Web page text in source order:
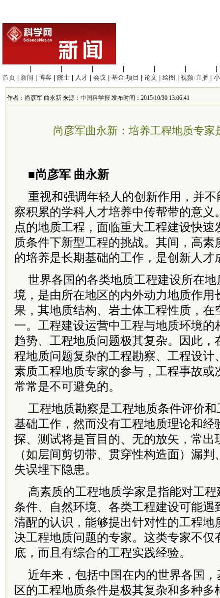
首页
新闻 博客 院士 人才 会议 基金·项目 论文 绘图 视频·直播
作者：尚彦军 曲永新 来源： 中国科学报 发布时间：2015/10/30 13:06:41
尚彦军曲永新：培养工程地质专家
■尚彦军 曲永新
重视和强调年轻人的创新作用，并
察积累的学科人才培养中传帮带的意义
点的地质工程，面临重大工程建设快速
质条件下新型工程的挑战。其间，高素
的培养是长期基础的工作，是创新人才
世界各国的各类地质工程建设所在
境，是由所在地区的内外动力地质作用
果，其地质结构、岩土体工程性质，在
一。工程建设运营中工程与地质环境的
趋势、工程地质问题极其复杂。因此，
程地质问题复杂的工程勘察、工程设计
素质工程地质专家的参与，工程事故或
常常是不可避免的。
工程地质勘察是工程地质条件评价
基础工作，然而没有工程地质理论和经
探、测试将是盲目的、无的放矢，常出
（如层间剪切带、贯穿性构造面）漏
失误埋下隐患。
高素质的工程地质学家是指能对工
条件、自然环境、各类工程建设可能遇
清醒的认识，能够提出针对性的工程地
决工程地质问题的专家。这类专家不仅
底，而且有综合的工程实践经验。
近年来，包括中国在内的世界各国
区的工程地质条件是极其复杂和多种多